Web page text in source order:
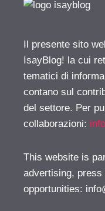
Il presente sito
IsayBlog! la cui
tematici di
contano sul
del settore. Per
collaborazioni:
This website is
advertising, press
opportunities: